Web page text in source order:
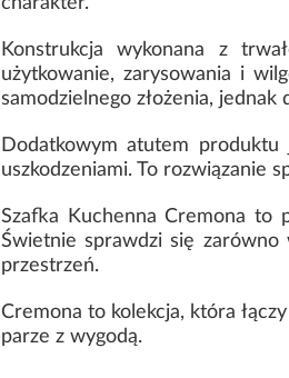
Konstrukcja wykonana z
użytkowanie, zarysowania i
samodzielnego złożenia,
Dodatkowym atutem
uszkodzeniami. To rozwiązanie
Szafka Kuchenna Cremona to
Świetnie sprawdzi się zarówno
przestrzeń.
Cremona to kolekcja, która
parze z wygodą.